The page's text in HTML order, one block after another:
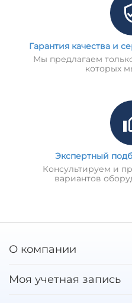
Гарантия качества и
Мы предлагаем
которых
Экспертный
Консультируем и
вариантов
О компании
Моя учетная запись